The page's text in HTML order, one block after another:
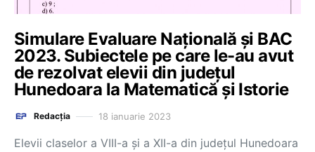
Simulare Evaluare Națională și BAC
2023. Subiectele pe care le-au avut
de rezolvat elevii din județul
Hunedoara la Matematică și Istorie
Redacția 18 ianuarie 2023
Elevii claselor a VIII-a și a XII-a din județul Hunedoara